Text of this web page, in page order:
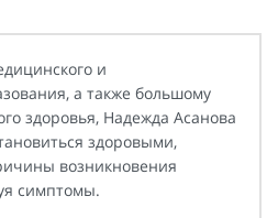
и
а также большому
здоровья, Надежда Асанова
здоровыми,
возникновения
симптомы.